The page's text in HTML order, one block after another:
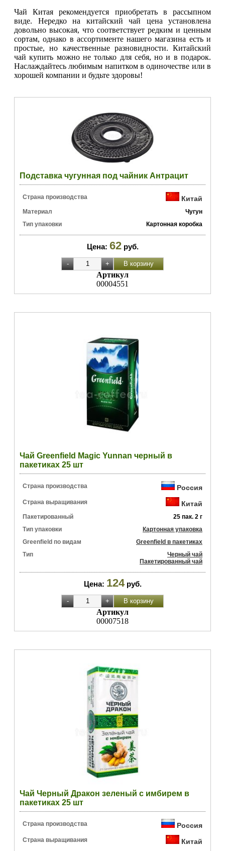
Чай Китая рекомендуется приобретать в рассыпном
виде. Нередко на китайский чай цена установлена
довольно высокая, что соответствует редким и ценным
сортам, однако в ассортименте нашего магазина есть и
простые, но качественные разновидности. Китайский
чай купить можно не только для себя, но и в подарок.
Наслаждайтесь любимым напитком в одиночестве или в
хорошей компании и будьте здоровы!
Подставка чугунная под чайник Антрацит
Страна производства Китай
Материал
Чугун
Тип упаковки
Картонная коробка
Цена: 62 руб.
Артикул
00004551
Чай Greenfield Magic Yunnan черный в
пакетиках 25 шт
Страна производства Россия
Страна выращивания Китай
Пакетированный
25 пак. 2 г
Тип упаковки
Картонная упаковка
Greenfield по видам
Greenfield в пакетиках
Тип
Черный чай
Пакетированный чай
Цена: 124 руб.
Артикул
00007518
Чай Черный Дракон зеленый с имбирем в
пакетиках 25 шт
Страна производства Россия
Страна выращивания Китай